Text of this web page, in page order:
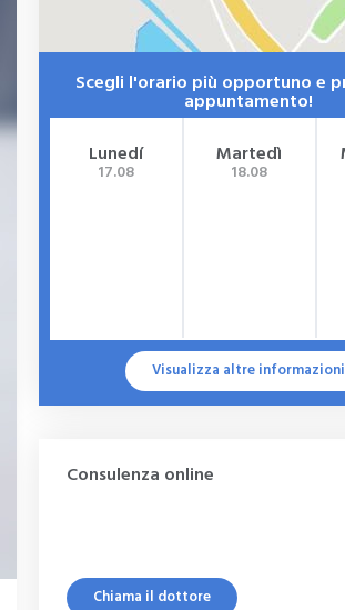
Scegli l'orario più opportuno e
appuntamento!
Lunedí
17.08
Martedì
18.08
Visualizza altre informazioni
Consulenza online
Chiama il dottore